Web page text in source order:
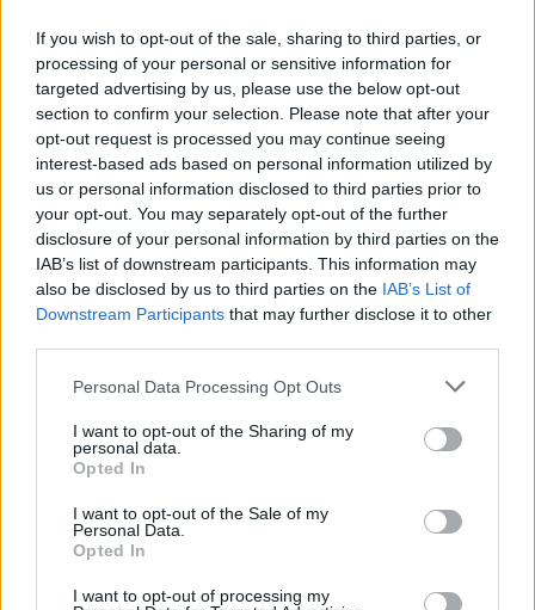
If you wish to opt-out of the sale, sharing to third parties, or
processing of your personal or sensitive information for
targeted advertising by us, please use the below opt-out
section to confirm your selection. Please note that after your
opt-out request is processed you may continue seeing
interest-based ads based on personal information utilized by
us or personal information disclosed to third parties prior to
your opt-out. You may separately opt-out of the further
disclosure of your personal information by third parties on the
IAB’s list of downstream participants. This information may
also be disclosed by us to third parties on the IAB’s List of
Downstream Participants that may further disclose it to other
Personal Data Processing Opt Outs
I want to opt-out of the Sharing of my
personal data.
Opted In
I want to opt-out of the Sale of my
Personal Data.
Opted In
I want to opt-out of processing my
Opozorilo:Po 297. členu Kazenskega zakonika je
posameznik kazensko odgovoren za javno spodbujanje
sovraštva, nasilja ali nestrpnosti. Komentarji z žaljivimi,
rasističnimi, diskriminatornimi ali nezakonitimi vsebinami
bodo odstranjeni.
Pravila komentiranja →
Failed to fetch
Prihajajoči dogodki
7
Pesem kita grbavca
18:00
AVG Smrt Robina Hooda
AVG
7
Aktivne poletne počitnice z ustvarjalci Studia
Spin
AVG
7
Večer pesmi Đorđa Balaševića
20:00